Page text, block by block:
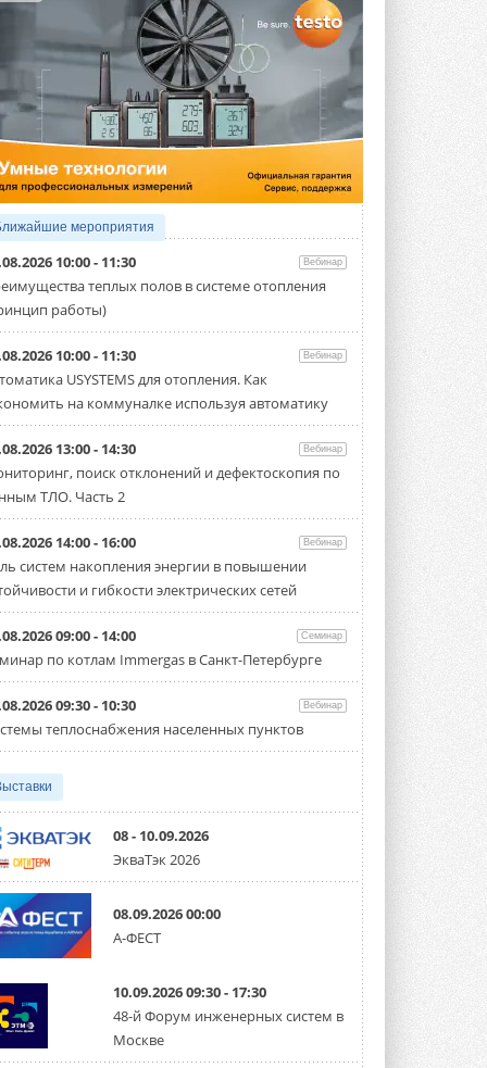
Гибридный тепловой насос PV/T
с одним общим испарителем
Исследователи предложили
конструкцию двухисточникового ...
5 АВГУСТА 2026
21-й ежегодный форум
«ЦОД-2026»
Мероприятие пройдет 2-3 сентября в
отеле Radisson Slavyanskaya. Форум
посетит более двух тысяч участников ...
5 АВГУСТА 2026
Китайская Shenling представила
«воздух-вода» на R290
Серия ThermaX R290 All-In-One
включает три модели ...
Тепловые насосы в связке с
солнечной генерацией и
накопителем снижают
потребление на 60%
Исследователи из Италии установили ...
4 АВГУСТА 2026
«РУСКЛИМАТ Fest 2026» в Уфе
собрал свыше 700 профи
климатической отрасли
Организатором выступил торгово-
производственный холдинг ...
«Датарк» испытал модульный
ЦОД с плотностью 54 кВт на
стойку
Испытания прошли на собственной
производственной площадке и были ...
3 АВГУСТА 2026
систему DVM на R32
Линейка включает семь типоразмеров
производительностью от 22,4 до 56 кВт.
Суммарная длина трубопроводов ...
3 АВГУСТА 2026
«СиСофт Девелопмент» подвел
итоги конкурса студенческих
стартует уже в сентябре 2026 года ...
3 АВГУСТА 2026
«Русклимат» укрепляет
мероприятия
10:00 - 11:30 Вебинар
теплых полов в системе отопления
работы)
10:00 - 11:30 Вебинар
USYSTEMS для отопления. Как
на коммуналке используя автоматику
13:00 - 14:30 Вебинар
поиск отклонений и дефектоскопия по
ТЛО. Часть 2
14:00 - 16:00 Вебинар
систем накопления энергии в повышении
и гибкости электрических сетей
09:00 - 14:00 Семинар
по котлам Immergas в Санкт-Петербурге
09:30 - 10:30 Вебинар
теплоснабжения населенных пунктов
08 - 10.09.2026
ЭкваТэк 2026
08.09.2026 00:00
А-ФЕСТ
10.09.2026 09:30 - 17:30
48-й Форум инженерных систем в
Москве